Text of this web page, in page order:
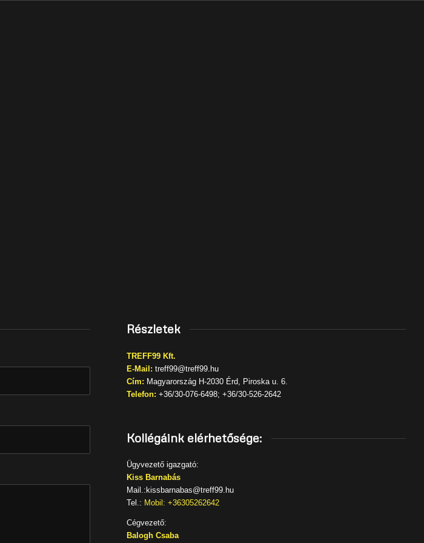
Részletek
TREFF99 Kft.
E-Mail: treff99@treff99.hu
Cím: Magyarország H-2030 Érd, Piroska u. 6.
Telefon: +36/30-076-6498; +36/30-526-2642
Kollégáink elérhetősége:
Ügyvezető igazgató:
Kiss Barnabás
Mail.:kissbarnabas@treff99.hu
Tel.: Mobil: +36305262642
Cégvezető:
Balogh Csaba